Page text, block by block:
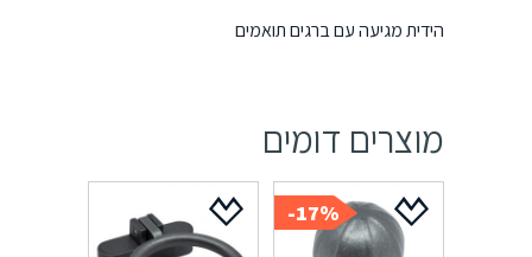
הידית מגיעה עם ברגים תואמים
מוצרים דומים
17%-